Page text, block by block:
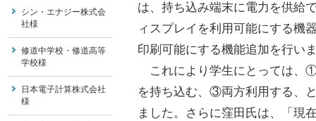
は、持ち込み端末に電力を供給
ィスプレイを利用可能にする機
印刷可能にする機能追加を行い
これにより学生にとっては、
を持ち込む、③両方利用する、
ました。さらに窪田氏は、「現
シン・エナジー株式会
社様
修道中学校・修道高等
学校様
日本電子計算株式会社
様